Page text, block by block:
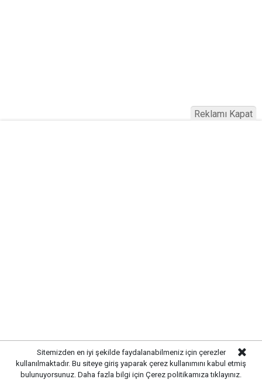
Sitemizden en iyi şekilde faydalanabilmeniz için çerezler
kullanılmaktadır. Bu siteye giriş yaparak çerez kullanımını kabul etmiş
bulunuyorsunuz. Daha fazla bilgi için Çerez politikamıza tıklayınız.
Reklamı Kapat